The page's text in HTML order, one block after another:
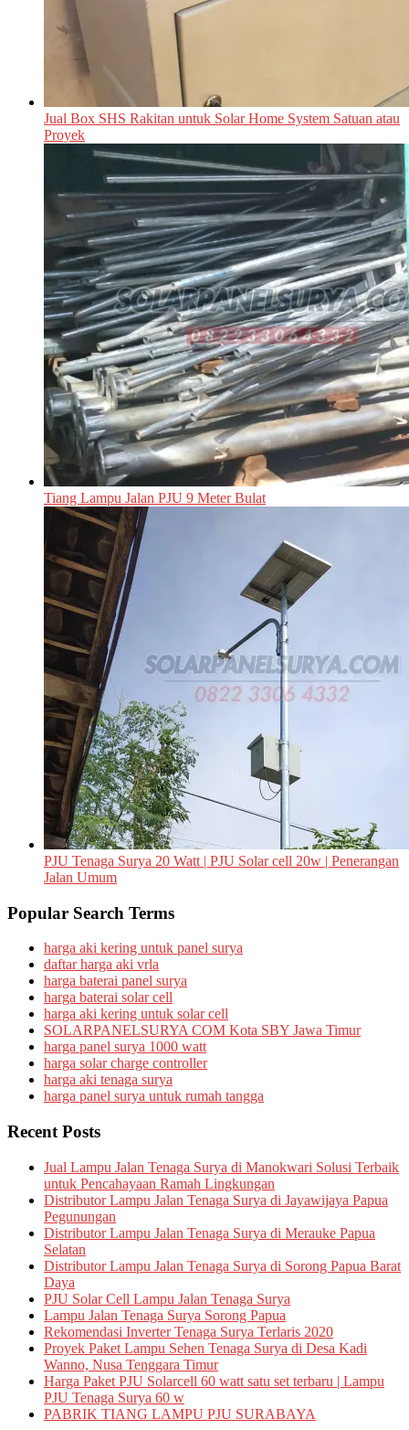
Jual Box SHS Rakitan untuk Solar Home System Satuan atau
Proyek
Tiang Lampu Jalan PJU 9 Meter Bulat
PJU Tenaga Surya 20 Watt | PJU Solar cell 20w | Penerangan
Jalan Umum
Popular Search Terms
harga aki kering untuk panel surya
daftar harga aki vrla
harga baterai panel surya
harga baterai solar cell
harga aki kering untuk solar cell
SOLARPANELSURYA COM Kota SBY Jawa Timur
harga panel surya 1000 watt
harga solar charge controller
harga aki tenaga surya
harga panel surya untuk rumah tangga
Recent Posts
Jual Lampu Jalan Tenaga Surya di Manokwari Solusi Terbaik
untuk Pencahayaan Ramah Lingkungan
Distributor Lampu Jalan Tenaga Surya di Jayawijaya Papua
Pegunungan
Distributor Lampu Jalan Tenaga Surya di Merauke Papua
Selatan
Distributor Lampu Jalan Tenaga Surya di Sorong Papua Barat
Daya
PJU Solar Cell Lampu Jalan Tenaga Surya
Lampu Jalan Tenaga Surya Sorong Papua
Rekomendasi Inverter Tenaga Surya Terlaris 2020
Proyek Paket Lampu Sehen Tenaga Surya di Desa Kadi
Wanno, Nusa Tenggara Timur
Harga Paket PJU Solarcell 60 watt satu set terbaru | Lampu
PJU Tenaga Surya 60 w
PABRIK TIANG LAMPU PJU SURABAYA